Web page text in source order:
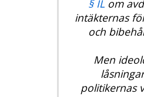
§ IL om
intäkternas
och
Men
politikernas